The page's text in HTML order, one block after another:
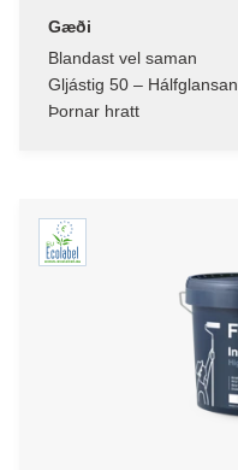
Gæði
Blandast vel saman
Gljástig 50 –
Þornar hratt